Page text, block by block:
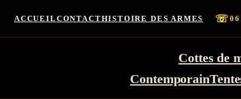
ACCUEIL CONTACTHISTOIRE DES ARMES ☏
Cottes de
Contemporain